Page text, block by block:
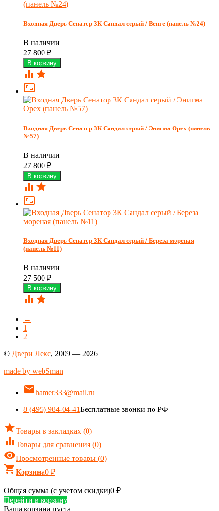
Входная Дверь Сенатор 3К Сандал серый / Венге (панель №24)
В наличии
27 800 ₽
 

Входная Дверь Сенатор 3К Сандал серый / Энигма Орех (панель
№57)
В наличии
27 800 ₽
 

Входная Дверь Сенатор 3К Сандал серый / Береза мореная
(панель №11)
В наличии
27 500 ₽
 
←
1
2
© Двери Лекс, 2009 — 2026
made by webSman
hamer333@mail.ru
8 (495) 984-04-41Бесплатные звонки по РФ
Товары в закладках (0)
 Товары для сравнения (0)
Просмотренные товары (0)
Корзина0 ₽
Общая сумма (с учетом скидки)0 ₽
Перейти в корзину
Ваша корзина пуста.